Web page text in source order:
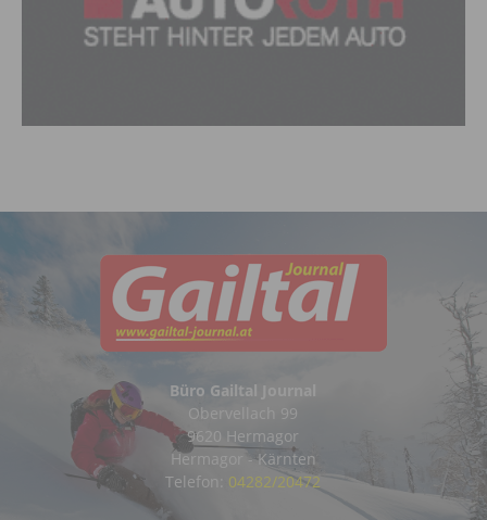
Büro Gailtal Journal
Obervellach 99
9620 Hermagor
Hermagor - Kärnten
Telefon: 04282/20472